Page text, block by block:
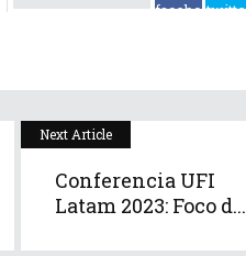
Next Article
Conferencia UFI
Latam 2023: Foco d...